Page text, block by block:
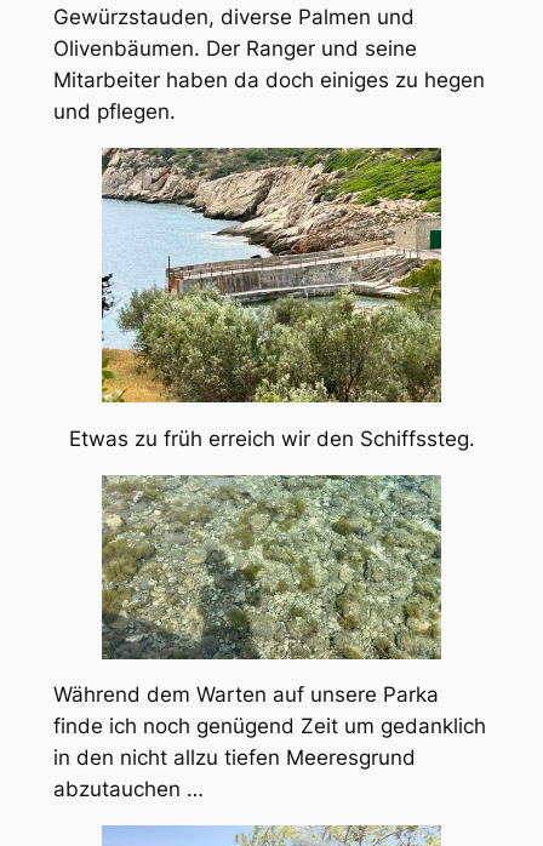
Gewürzstauden, diverse Palmen und
Olivenbäumen. Der Ranger und seine
Mitarbeiter haben da doch einiges zu hegen
und pflegen.
Etwas zu früh erreich wir den Schiffssteg.
Während dem Warten auf unsere Parka
finde ich noch genügend Zeit um gedanklich
in den nicht allzu tiefen Meeresgrund
abzutauchen …